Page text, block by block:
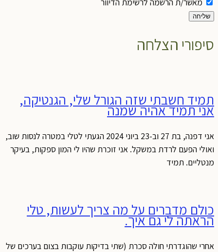
שליחה
סיפורי הצלחה
תמיד חשבתי שזה הגורל שלי, הגנטיקה,
אני תמיד אהיה שמנה
אני דפנה, בת 27 וב-23 ביוני 2024 הגעתי לטלי במטרה לנסות שוב,
ואולי הפעם לרדת במשקל. אני זוכרת שהיו לי המון ספקות, בעיקר
מנטליים. תמיד
כולם מדברים על מה צריך לעשות, טלי
הראתה לי גם איך.
אחרי שהוגדרתי חולה סכרת (שתי בדיקות עוקבות בצום בערכים של